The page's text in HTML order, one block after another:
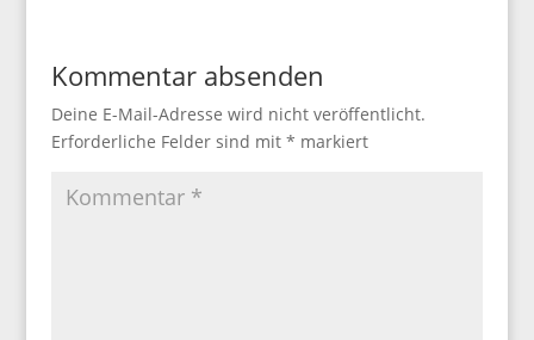
Kommentar absenden
Deine E-Mail-Adresse wird nicht veröffentlicht.
Erforderliche Felder sind mit * markiert